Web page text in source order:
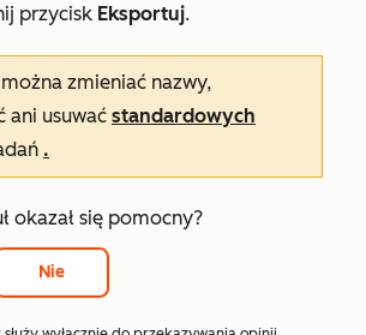
przycisk Eksportuj.
zmieniać nazwy,
ani usuwać standardowych
.
okazał się pomocny?
Nie